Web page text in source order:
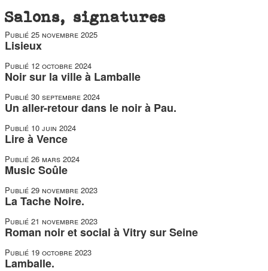
Salons, signatures
Publié 25 novembre 2025
Lisieux
Publié 12 octobre 2024
Noir sur la ville à Lamballe
Publié 30 septembre 2024
Un aller-retour dans le noir à Pau.
Publié 10 juin 2024
Lire à Vence
Publié 26 mars 2024
Music Soûle
Publié 29 novembre 2023
La Tache Noire.
Publié 21 novembre 2023
Roman noir et social à Vitry sur Seine
Publié 19 octobre 2023
Lamballe.